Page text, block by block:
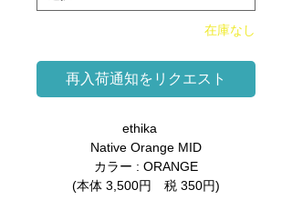
在庫なし
再入荷通知をリクエスト
ethika
Native Orange MID
カラー : ORANGE
(本体 3,500円 税 350円)